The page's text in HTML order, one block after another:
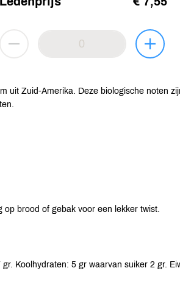
uit Zuid-Amerika. Deze biologische noten
brood of gebak voor een lekker twist.
Koolhydraten: 5 gr waarvan suiker 2 gr.